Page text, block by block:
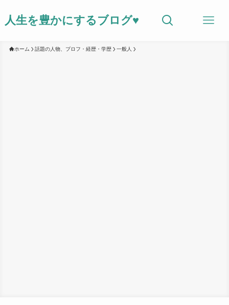
人生を豊かにするブログ♥
ホーム 話題の人物、プロフ・経歴・学歴 一般人